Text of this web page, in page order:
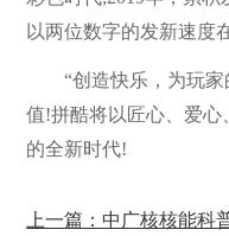
以两位数字的发新速度
“创造快乐，为玩家
值!拼酷将以匠心、爱心
的全新时代!